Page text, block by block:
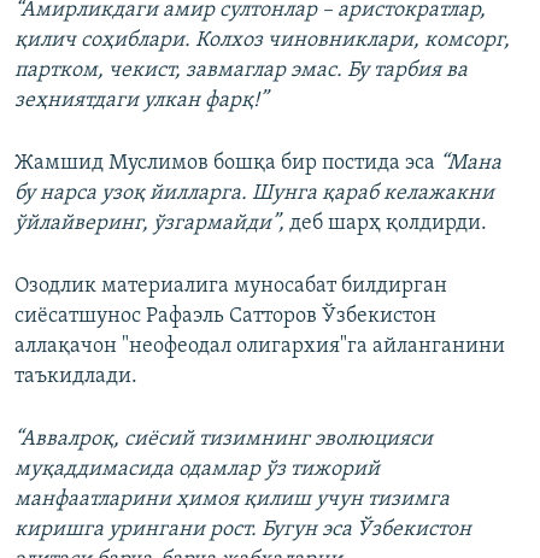
“Амирликдаги амир султонлар – аристократлар,
қилич соҳиблари. Колхоз чиновниклари, комсорг,
партком, чекист, завмаглар эмас. Бу тарбия ва
зеҳниятдаги улкан фарқ!”
Жамшид Муслимов бошқа бир постида эса “Мана
бу нарса узоқ йилларга. Шунга қараб келажакни
ўйлайверинг, ўзгармайди”, деб шарҳ қолдирди.
Озодлик материалига муносабат билдирган
сиёсатшунос Рафаэль Сатторов Ўзбекистон
аллақачон "неофеодал олигархия"га айланганини
таъкидлади.
“Аввалроқ, сиёсий тизимнинг эволюцияси
муқаддимасида одамлар ўз тижорий
манфаатларини ҳимоя қилиш учун тизимга
киришга урингани рост. Бугун эса Ўзбекистон